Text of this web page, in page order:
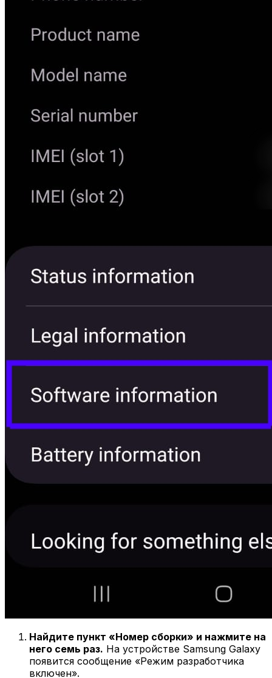
Найдите пункт «Номер сборки» и нажмите на
него семь раз. На устройстве Samsung Galaxy
появится сообщение «Режим разработчика
включен».